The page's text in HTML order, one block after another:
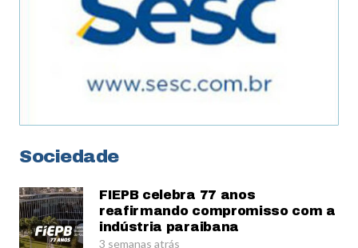
Sociedade
FIEPB celebra 77 anos
reafirmando compromisso com a
indústria paraibana
3 semanas atrás